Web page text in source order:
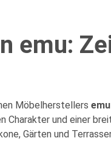
emu:
Möbelherstellers emu
und einer
Gärten und